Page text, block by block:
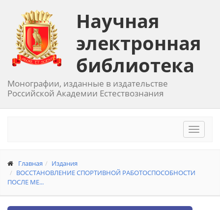
Научная
электронная
библиотека
Монографии, изданные в издательстве
Российской Академии Естествознания
Toggle
Главная
Издания
ВОССТАНОВЛЕНИЕ СПОРТИВНОЙ РАБОТОСПОСОБНОСТИ
ПОСЛЕ МЕ...